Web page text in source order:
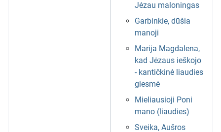
Jėzau maloningas
Garbinkie, dūšia
manoji
Marija Magdalena,
kad Jėzaus ieškojo
- kantičkinė liaudies
giesmė
Mieliausioji Poni
mano (liaudies)
Sveika, Aušros